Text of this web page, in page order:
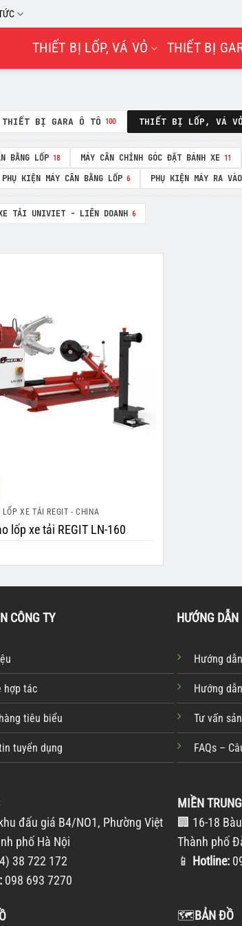
THIẾT BỊ LỐP, VÁ VỎ THIẾT BỊ
THIẾT BỊ GARA Ô TÔ 100 THIẾT BỊ LỐP, VÁ VỎ
BẰNG LỐP 18 MÁY CÂN CHỈNH GÓC ĐẶT BÁNH XE 11
PHỤ KIỆN MÁY CÂN BẰNG LỐP 6 PHỤ KIỆN MÁY RA
TẢI UNIVIET - LIÊN DOANH 6
LỐP XE TẢI REGIT - CHINA
lốp xe tải REGIT LN-160
CÔNG TY
hợp tác
tiêu biểu
tuyển dụng
HƯỚNG
Hướng
Hướng
Tư vấn
FAQs –
đấu giá B4/NO1, Phường Việt
phố Hà Nội
38 722 172
098 693 7270
MIỀN TRUNG
🏢 16-18
Thành phố
📱 Hotline:
🗺️BẢN ĐỒ